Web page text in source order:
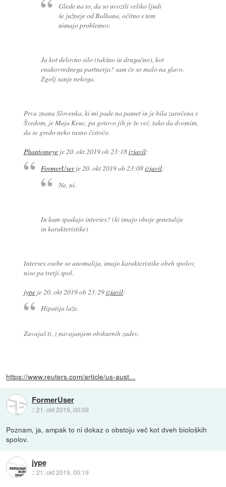
Glede na to, da so uvozili veliko ljudi
še južneje od Balkana, očitno s tem
nimajo problemov.
Ja kot delovno silo (takšno in drugačno), kot
enakovrednega partnerja? sam če so malo na glavo.
Zgolj sanje nekoga.
Prva znana Slovenka, ki mi pade na pamet in je bila zaročena s
Švedom, je Maja Keuc, pa gotovo jih je še več, tako da dvomim,
da se gredo neko rasno čistočo.
Phantomeyeje20. okt 2019 ob 23:18izjavil:
FormerUserje 20. okt 2019 ob 23:08izjavil:
Ne, ni.
In kam spadajo intersex? (ki imajo oboje genetalije
in karakteristike)
Intersex osebe so anomalija, imajo karakteristike obeh spolov,
niso pa tretji spol.
jypeje 20. okt 2019 ob 23:29izjavil:
Hipatija laže.
Zavajaš ti, z navajanjem obskurnih zadev.
https://www.reuters.com/article/us-aust...
FormerUser
::21. okt 2019, 00:09
Poznam, ja, ampak to ni dokaz o obstoju več kot dveh bioloških
spolov.
jype
::21. okt 2019, 00:19